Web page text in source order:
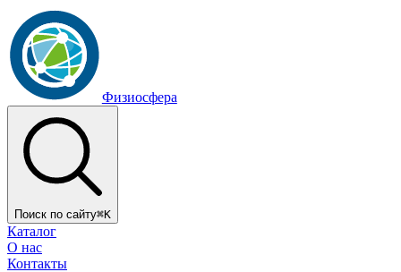
Физиосфера
Поиск по сайту⌘K
Каталог
О нас
Контакты